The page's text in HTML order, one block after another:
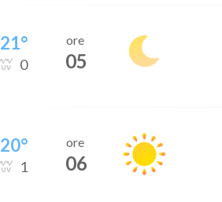
21°
0
ore
05
20°
1
ore
06